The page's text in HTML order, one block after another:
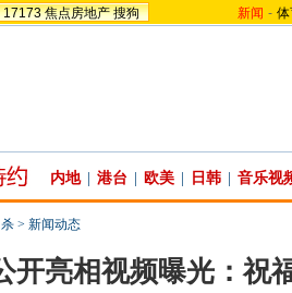
17173 焦点房地产 搜狗 新闻 -
内地 港台 欧美 日韩 音乐视
> 新闻动态
开亮相视频曝光：祝